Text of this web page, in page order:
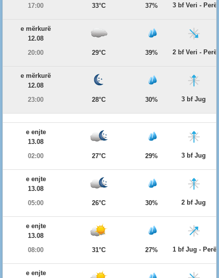
17:00
33°C 37% 3 bf Veri -
e mërkurë
12.08
20:00
29°C 39% 2 bf Veri -
e mërkurë
12.08
23:00
28°C 30% 3 bf Jug
e enjte
13.08
02:00
27°C 29% 3 bf Jug
e enjte
13.08
05:00
26°C 30% 2 bf Jug
e enjte
13.08
08:00
31°C 27% 1 bf Jug -
e enjte